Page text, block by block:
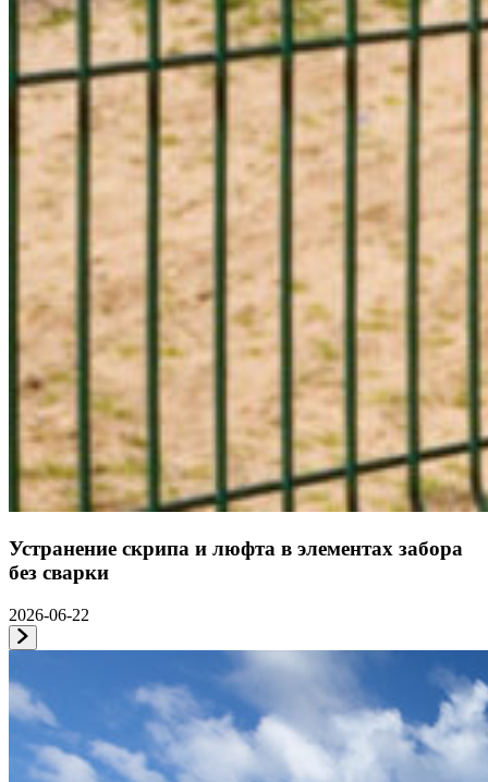
Устранение скрипа и люфта в элементах забора
без сварки
2026-06-22